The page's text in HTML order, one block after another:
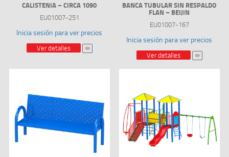
CALISTENIA – CIRCA 1090
EU01007-251
Inicia sesión para ver precios
Ver detalles
BANCA TUBULAR SIN RESPALDO
FLAN – BEIJIN
EU01007-167
Inicia sesión para ver precios
Ver detalles